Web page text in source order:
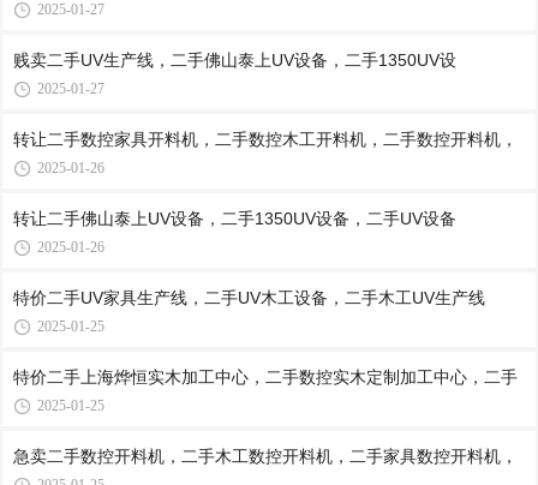
2025-01-27
贱卖二手UV生产线，二手佛山泰上UV设备，二手1350UV设
2025-01-27
转让二手数控家具开料机，二手数控木工开料机，二手数控开料机，
2025-01-26
转让二手佛山泰上UV设备，二手1350UV设备，二手UV设备
2025-01-26
特价二手UV家具生产线，二手UV木工设备，二手木工UV生产线
2025-01-25
特价二手上海烨恒实木加工中心，二手数控实木定制加工中心，二手
2025-01-25
急卖二手数控开料机，二手木工数控开料机，二手家具数控开料机，